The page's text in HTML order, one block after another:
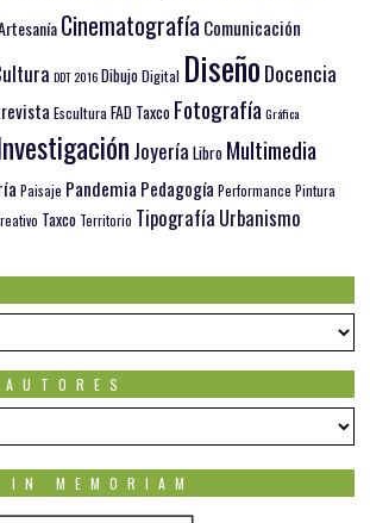
CinematografíaComunicación
DDT 2016 DibujoDigital DiseñoDocencia
EsculturaFAD Taxco Fotografía Gráfica
Joyería Libro Multimedia
Paisaje Pandemia Pedagogía Performance Pintura
Taxco Territorio Tipografía Urbanismo
IN MEMORIAM